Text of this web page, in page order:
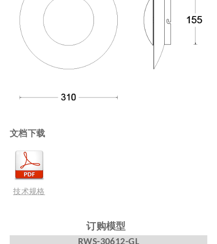
文档下载
技术规格
订购模型
RWS-30612-GL